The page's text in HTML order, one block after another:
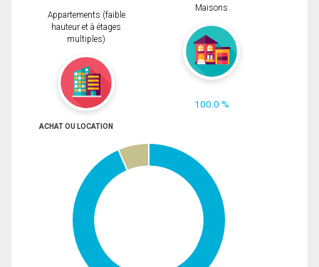
Appartements (faible
hauteur et à étages
multiples)
Maisons
100.0 %
ACHAT OU LOCATION